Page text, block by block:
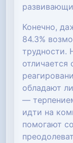
Конечно,
84.3%
трудности.
отличается
обладают
—
идти на
помогают